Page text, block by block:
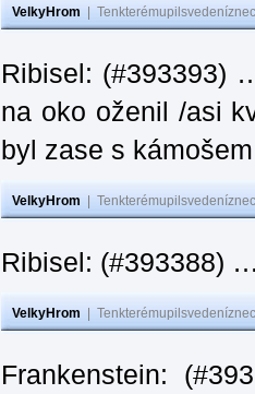
VelkyHrom
Ribisel: (#393393)
na oko oženil /asi
byl zase s
VelkyHrom
Ribisel: (#393388)
VelkyHrom
Frankenstein: